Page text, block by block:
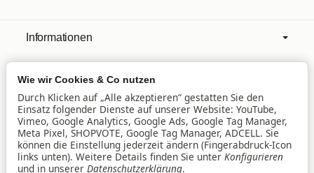
Informationen
Mehr über
Filialen
Wie wir Cookies & Co nutzen
Durch Klicken auf „Alle akzeptieren“ gestatten Sie den
Einsatz folgender Dienste auf unserer Website: YouTube,
Vimeo, Google Analytics, Google Ads, Google Tag Manager,
Meta Pixel, SHOPVOTE, Google Tag Manager, ADCELL. Sie
können die Einstellung jederzeit ändern (Fingerabdruck-Icon
links unten). Weitere Details finden Sie unter Konfigurieren
und in unserer Datenschutzerklärung.